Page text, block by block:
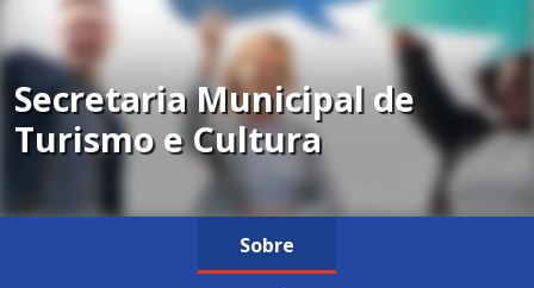
Secretaria Municipal de
Turismo e Cultura
Sobre